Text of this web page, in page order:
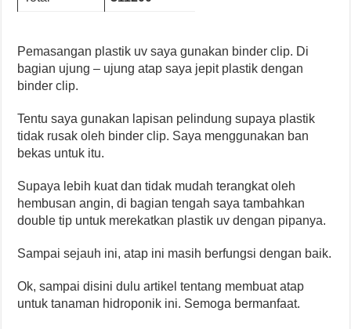
Pemasangan plastik uv saya gunakan binder clip. Di
bagian ujung – ujung atap saya jepit plastik dengan
binder clip.
Tentu saya gunakan lapisan pelindung supaya plastik
tidak rusak oleh binder clip. Saya menggunakan ban
bekas untuk itu.
Supaya lebih kuat dan tidak mudah terangkat oleh
hembusan angin, di bagian tengah saya tambahkan
double tip untuk merekatkan plastik uv dengan pipanya.
Sampai sejauh ini, atap ini masih berfungsi dengan baik.
Ok, sampai disini dulu artikel tentang membuat atap
untuk tanaman hidroponik ini. Semoga bermanfaat.